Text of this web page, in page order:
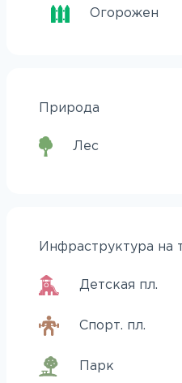
Огорожен
Природа
Лес
Инфраструктура на
Детская пл.
Спорт. пл.
Парк